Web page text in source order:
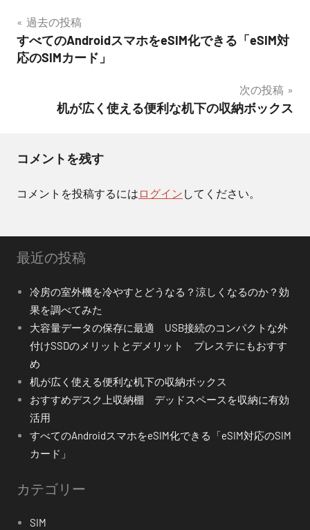
投
稿
ー
シ
ン
過去の投稿
すべてのAndroidスマホをeSIM化できる「eSIM対
応のSIMカード」
次の投稿
机が広く使える便利な机下の収納ボックス
コメントを残す
コメントを投稿するには ログイン してください。
最近の投稿
冷房の室外機を冷やすとどうなる？涼しくなるのか？効
果を調べてみた
大容量データの保存に最適 USB接続のコンパクトな外
付けSSDのメリットとデメリット プレステにもおすす
め
机が広く使える便利な机下の収納ボックス
おすすめデスク上収納棚 デッドスペースを収納に有効
活用
すべてのAndroidスマホをeSIM化できる「eSIM対応のSIM
カード」
カテゴリー
SIM